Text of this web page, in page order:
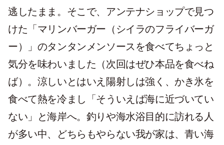
逃したまま。そこで、アンテナショップで見つ
けた「マリンバーガー（シイラのフライバーガ
ー）」のタンタンメンソースを食べてちょっと
気分を味わいました（次回はぜひ本品を食べね
ば）。涼しいとはいえ陽射しは強く、かき氷を
食べて熱を冷まし「そういえば海に近づいてい
ない」と海岸へ。釣りや海水浴目的に訪れる人
が多い中、どちらもやらない我が家は、青い海